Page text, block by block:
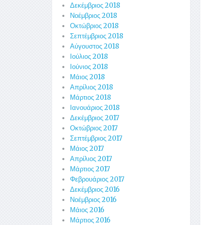
Δεκέμβριος 2018
Νοέμβριος 2018
Οκτώβριος 2018
Σεπτέμβριος 2018
Αύγουστος 2018
Ιούλιος 2018
Ιούνιος 2018
Μάιος 2018
Απρίλιος 2018
Μάρτιος 2018
Ιανουάριος 2018
Δεκέμβριος 2017
Οκτώβριος 2017
Σεπτέμβριος 2017
Μάιος 2017
Απρίλιος 2017
Μάρτιος 2017
Φεβρουάριος 2017
Δεκέμβριος 2016
Νοέμβριος 2016
Μάιος 2016
Μάρτιος 2016